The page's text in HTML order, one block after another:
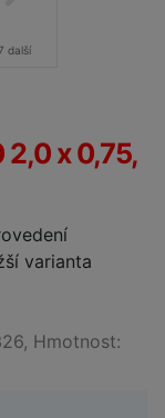
7 další
2,0 x 0,75,
varianta
Hmotnost: